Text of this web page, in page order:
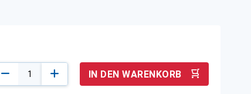
IN DEN WARENKORB